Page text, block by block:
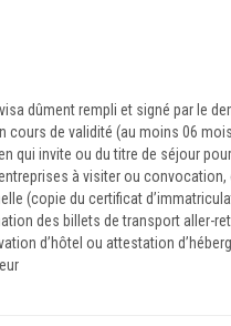
dûment rempli et signé par le
cours de validité (au moins 06
qui invite ou du titre de séjour
à visiter ou
(copie du certificat
des billets de transport aller-
d’hôtel ou attestation